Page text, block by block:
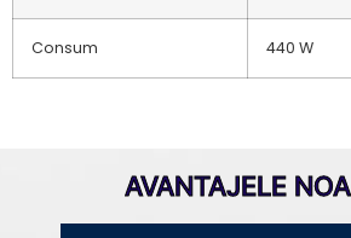
Consum 440 W
AVANTAJELE